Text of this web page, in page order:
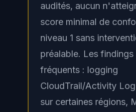
audités, aucun
score minimal de
niveau 1 sans
préalable. Les findings
fréquents : logging
CloudTrail/Activity
sur certaines régions,